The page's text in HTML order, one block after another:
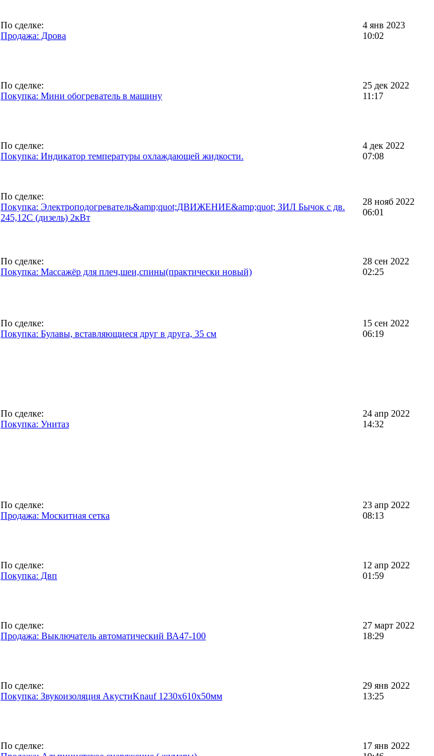
По сделке:
Продажа: Дрова
4 янв 2023
10:02
По сделке:
Покупка: Мини обогреватель в машину
25 дек 2022
11:17
По сделке:
Покупка: Индикатор температуры охлаждающей жидкости.
4 дек 2022
07:08
По сделке:
Покупка: Электроподогреватель&amp;quot;ДВИЖЕНИЕ&amp;quot; ЗИЛ Бычок с дв.
245,12С (дизель) 2кВт
28 нояб 2022
06:01
По сделке:
Покупка: Массажёр для плеч,шеи,спины(практически новый)
28 сен 2022
02:25
По сделке:
Покупка: Булавы, вставляющиеся друг в друга, 35 см
15 сен 2022
06:19
По сделке:
Покупка: Унитаз
24 апр 2022
14:32
По сделке:
Продажа: Москитная сетка
23 апр 2022
08:13
По сделке:
Покупка: Двп
12 апр 2022
01:59
По сделке:
Продажа: Выключатель автоматический ВА47-100
27 март 2022
18:29
По сделке:
Покупка: Звукоизоляция АкустиKnauf 1230х610х50мм
29 янв 2022
13:25
По сделке:
17 янв 2022